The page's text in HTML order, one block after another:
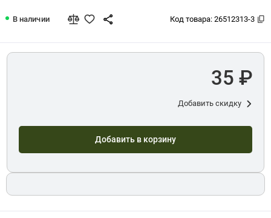
В наличии Код товара: 26512313-3
35 ₽
Добавить скидку
Добавить в корзину